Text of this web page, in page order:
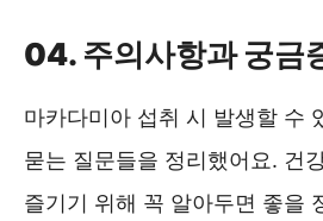
04. 주의사항과 궁금
마카다미아 섭취 시 발생할 수
묻는 질문들을 정리했어요. 건
즐기기 위해 꼭 알아두면 좋을